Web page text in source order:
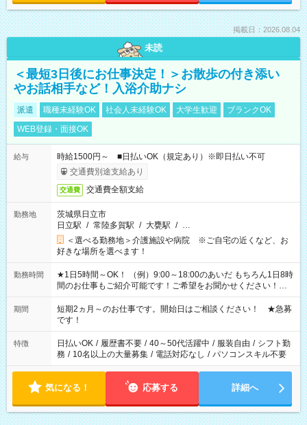
掲載日：2026.08.04
未読
＜最短3日後にお仕事決定！＞お散歩の付き添い
やお話相手など！入浴介助ナシ
派遣 職種未経験OK 社会人未経験OK 大学生歓迎
ブランクOK
WEB登録・面接OK
給与
時給1500円～ ■日払いOK（規定あり）※即日払い不可
交通費別途支給あり
交通費 交通費全額支給
勤務地
茨城県日立市
日立駅 / 常陸多賀駅 / 大甕駅 / …
＜選べる勤務地＞介護施設や病院 ※ご自宅の近くなど、お
好きな場所を選べます！
勤務時間
★1日5時間～OK！ （例）9:00～18:00のあいだ もちろん1日8時
間のお仕事もご紹介可能です！ご希望をお聞かせください！★
家庭の都合でお休みが必要な場合も遠慮なくご相談ください。
※週最低15時間以上の勤務が必要です
期間
短期2ヵ月～のお仕事です。開始日はご相談ください！ ★急募
です！
特徴 日払いOK / 履歴書不要 / 40～50代活躍中 / 服装自由 / シフト勤
務 / 10名以上の大量募集 / 電話対応なし / パソコンスキル不要
気になる！ 応募する 詳細へ